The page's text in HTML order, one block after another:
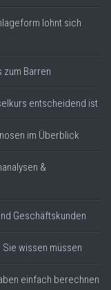
lohnt sich
zum Barren
entscheidend ist
im Überblick
&
Geschäftskunden
Sie wissen müssen
einfach berechnen